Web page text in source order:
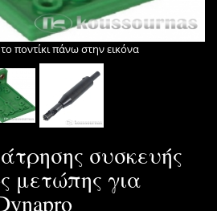
ποντίκι πάνω στην εικόνα
συσκευής
μετώπης για